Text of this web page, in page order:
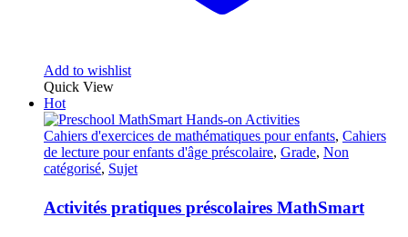
Add to wishlist
Quick View
Hot
Cahiers d'exercices de mathématiques pour enfants, Cahiers
de lecture pour enfants d'âge préscolaire, Grade, Non
catégorisé, Sujet
Activités pratiques préscolaires MathSmart